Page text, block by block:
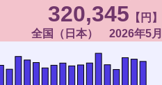
320,345 【円】
全国（日本） 2026年5月